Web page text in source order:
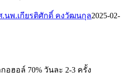
.นพ.เกียรติศักดิ์ คงวัฒนกุล2025-02-
ฮอล์ 70% วันละ 2-3 ครั้ง